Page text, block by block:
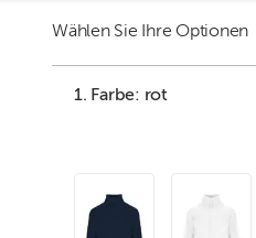
Wählen Sie Ihre Optionen
1. Farbe: rot